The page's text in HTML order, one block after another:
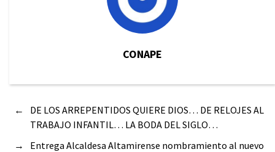
CONAPE
←
DE LOS ARREPENTIDOS QUIERE DIOS… DE RELOJES AL
TRABAJO INFANTIL… LA BODA DEL SIGLO…
→
Entrega Alcaldesa Altamirense nombramiento al nuevo